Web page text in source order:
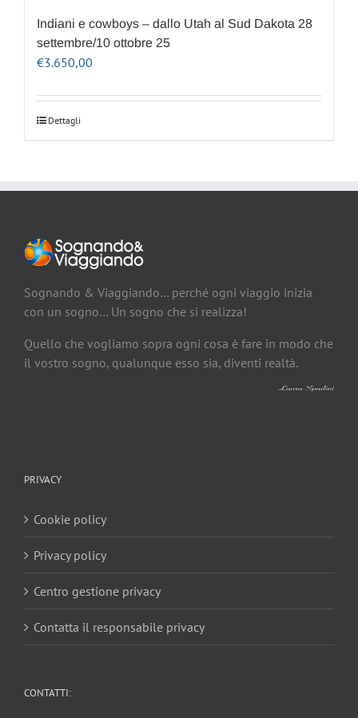
Indiani e cowboys – dallo Utah al Sud Dakota 28
settembre/10 ottobre 25
€3.650,00
Dettagli
Sognando & Viaggiando… perché ogni viaggio inizia
con un sogno… Un sogno che si realizza!
Quello che vogliamo sopra ogni cosa è fare in modo che
il vostro sogno, qualunque esso sia, diventi realtà.
PRIVACY
Cookie policy
Privacy policy
Centro gestione privacy
Contatta il responsabile privacy
CONTATTI: